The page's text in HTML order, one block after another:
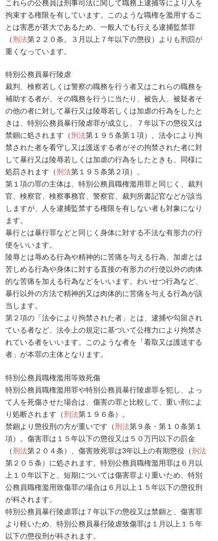
これらの公務員は刑事司法に関して職務上逮捕等により人を
拘束する権限を有しています。このような職権を濫用するこ
とは害悪が甚大であるため、一般人でも行える逮捕監禁罪
（刑法第２２０条。３月以上７年以下の懲役）よりも刑罰が
重くなっています。
特別公務員暴行陵虐
裁判、検察若しくは警察の職務を行う者又はこれらの職務を
補助する者が、その職務を行うに当たり、被告人、被疑者そ
の他の者に対して暴行又は陵辱若しくは加虐の行為をしたと
きは、特別公務員暴行陵虐罪が成立し、７年以下の懲役又は
禁錮に処されます（刑法第１９５条第１項）。法令により拘
禁された者を看守し又は護送する者がその拘禁された者に対
して暴行又は陵辱若しくは加虐の行為をしたときも、同様に
処罰されます（刑法第１９５条第２項）。
第１項の罪の主体は、特別公務員職権濫用罪と同じく、裁判
官、検察官、検察事務官、警察官、裁判所書記官などが該当
しますが、人を逮捕監禁する権限を有しない者も対象になり
ます。
暴行とは暴行罪などと同じく身体に対する不法な有形力の行
使をいいます。
陵辱とは辱める行為や精神的に苦痛を与える行為、加虐とは
苦しめる行為や身体に対する直接の有形力の行使以外の肉体
的な苦痛を加える行為などをいいます。わいせつ行為など、
暴行以外の方法で精神的又は肉体的に苦痛を与える行為が該
当します。
第２項の「法令により拘禁された者」とは、逮捕や勾留され
ている者など、法令上の規定に基づいて公権力により拘禁さ
れている者をいいます。このような者を「看取又は護送する
者」が本罪の主体となります。
特別公務員職権濫用等致死傷
特別公務員職権濫用罪や特別公務員暴行陵虐罪を犯し、よっ
て人を死傷させた場合は、傷害の罪と比較して、重い刑によ
り処断されます（刑法第１９６条）。
禁錮より懲役刑の方が重いです（刑法第９条・第１０条第１
項）。傷害罪は１５年以下の懲役又は５０万円以下の罰金
（刑法第２０４条）、傷害致死罪は3年以上の有期懲役（刑法
第２０５条）に処されます。特別公務員職権濫用罪は６月以
上１０年以下と、短期については傷害罪より重いため、特別
公務員職権濫用致傷罪の場合は６月以上１５年以下の懲役刑
が科されます。
特別公務員暴行陵虐罪は７年以下の懲役又は禁錮と、傷害罪
より軽いため、特別公務員暴行陵虐致傷罪は１月以上１５年
以下の懲役刑が科されます。